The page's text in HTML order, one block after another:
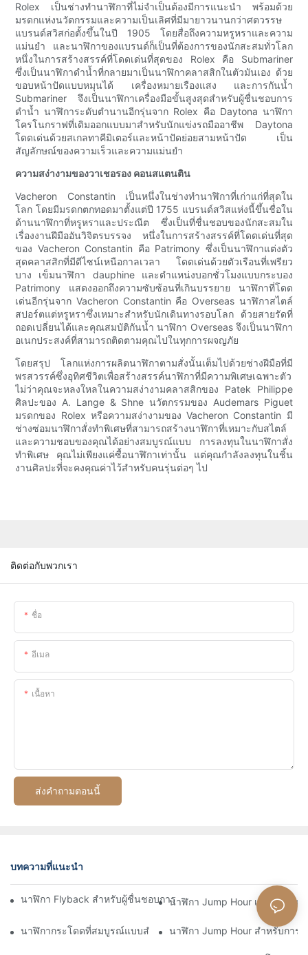
Rolex เป็นช่างทำนาฬิกาที่ไม่จำเป็นต้องมีการแนะนำ พร้อมด้วย
มรดกแห่งนวัตกรรมและความเป็นเลิศที่มีมายาวนานกว่าศตวรรษ
แบรนด์สวิสก่อตั้งขึ้นในปี 1905 โดยสื่อถึงความหรูหราและความ
แม่นยำ และนาฬิกาของแบรนด์ก็เป็นที่ต้องการของนักสะสมทั่วโลก
หนึ่งในการสร้างสรรค์ที่โดดเด่นที่สุดของ Rolex คือ Submariner
ซึ่งเป็นนาฬิกาดำน้ำที่กลายมาเป็นนาฬิกาคลาสสิกในตัวมันเอง ด้วย
ขอบหน้าปัดแบบหมุนได้ เครื่องหมายเรืองแสง และการกันน้ำ
Submariner จึงเป็นนาฬิกาเครื่องมือขั้นสูงสุดสำหรับผู้ชื่นชอบการ
ดำน้ำ นาฬิการะดับตำนานอีกรุ่นจาก Rolex คือ Daytona นาฬิกา
โครโนกราฟที่เดิมออกแบบมาสำหรับนักแข่งรถมืออาชีพ Daytona
โดดเด่นด้วยสเกลทาคีมิเตอร์และหน้าปัดย่อยสามหน้าปัด เป็น
สัญลักษณ์ของความเร็วและความแม่นยำ
ความสง่างามของวาเชอรอง คอนสแตนติน
Vacheron Constantin เป็นหนึ่งในช่างทำนาฬิกาที่เก่าแก่ที่สุดใน
โลก โดยมีมรดกตกทอดมาตั้งแต่ปี 1755 แบรนด์สวิสแห่งนี้ขึ้นชื่อใน
ด้านนาฬิกาที่หรูหราและประณีต ซึ่งเป็นที่ชื่นชอบของนักสะสมใน
เรื่องงานฝีมืออันวิจิตรบรรจง หนึ่งในการสร้างสรรค์ที่โดดเด่นที่สุด
ของ Vacheron Constantin คือ Patrimony ซึ่งเป็นนาฬิกาแต่งตัว
สุดคลาสสิกที่มีดีไซน์เหนือกาลเวลา โดดเด่นด้วยตัวเรือนที่เพรียว
บาง เข็มนาฬิกา dauphine และตำแหน่งบอกชั่วโมงแบบกระบอง
Patrimony แสดงออกถึงความซับซ้อนที่เกินบรรยาย นาฬิกาที่โดด
เด่นอีกรุ่นจาก Vacheron Constantin คือ Overseas นาฬิกาสไตล์
สปอร์ตแต่หรูหราซึ่งเหมาะสำหรับนักเดินทางรอบโลก ด้วยสายรัดที่
ถอดเปลี่ยนได้และคุณสมบัติกันน้ำ นาฬิกา Overseas จึงเป็นนาฬิกา
อเนกประสงค์ที่สามารถติดตามคุณไปในทุกการผจญภัย
โดยสรุป โลกแห่งการผลิตนาฬิกาตามสั่งนั้นเต็มไปด้วยช่างฝีมือที่มี
พรสวรรค์ซึ่งอุทิศชีวิตเพื่อสร้างสรรค์นาฬิกาที่มีความพิเศษเฉพาะตัว
ไม่ว่าคุณจะหลงใหลในความสง่างามคลาสสิกของ Patek Philippe
ศิลปะของ A. Lange & Shne นวัตกรรมของ Audemars Piguet
มรดกของ Rolex หรือความสง่างามของ Vacheron Constantin มี
ช่างซ่อมนาฬิกาสั่งทำพิเศษที่สามารถสร้างนาฬิกาที่เหมาะกับสไตล์
และความชอบของคุณได้อย่างสมบูรณ์แบบ การลงทุนในนาฬิกาสั่ง
ทำพิเศษ คุณไม่เพียงแค่ซื้อนาฬิกาเท่านั้น แต่คุณกำลังลงทุนในชิ้น
งานศิลปะที่จะคงคุณค่าไว้สำหรับคนรุ่นต่อๆ ไป
ติดต่อกับพวกเรา
ชื่อ
อีเมล
เนื้อหา
ส่งคำถามตอนนี้
บทความที่แนะนำ
นาฬิกา Flyback สำหรับผู้ชื่นชอบการบิน: การผสมผสานการใช้งานแ
นาฬิกา Jump Hour เพื่อความแ
นาฬิกากระโดดที่สมบูรณ์แบบสำหรับนักผจญภัยและนักสำรวจ
นาฬิกา Jump Hour สำหรับการ